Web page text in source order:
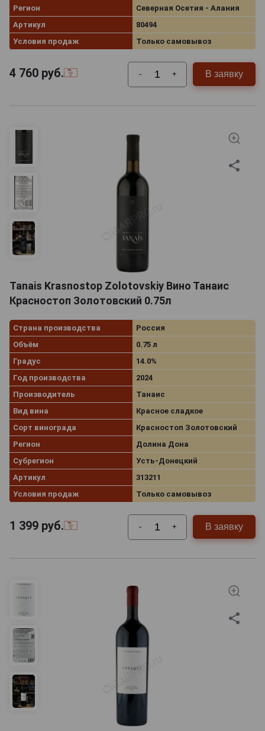
Регион
Северная Осетия - Алания
Артикул
80494
Условия продаж
Только самовывоз
4 760 руб. - + В заявку
Tanais Krasnostop Zolotovskiy Вино Танаис
Красностоп Золотовский 0.75л
Страна производства
Россия
Объём
0.75 л
Градус
14.0%
Год производства
2024
Производитель
Танаис
Вид вина
Красное сладкое
Сорт винограда
Красностоп Золотовский
Регион
Долина Дона
Субрегион
Усть-Донецкий
Артикул
313211
Условия продаж
Только самовывоз
1 399 руб. - + В заявку